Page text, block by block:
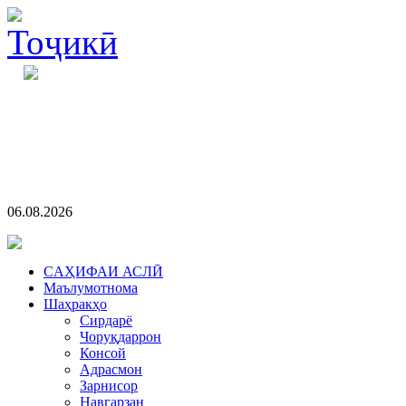
06.08.2026
CАҲИФАИ АСЛӢ
Маълумотнома
Шаҳракҳо
Сирдарё
Чоруқдаррон
Консой
Адрасмон
Зарнисор
Навгарзан